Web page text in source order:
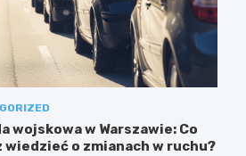
wojskowa w Warszawie: Co
wiedzieć o zmianach w ruchu?